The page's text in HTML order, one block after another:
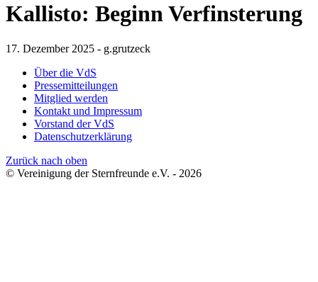
Kallisto: Beginn Verfinsterung
17. Dezember 2025 - g.grutzeck
Über die VdS
Pressemitteilungen
Mitglied werden
Kontakt und Impressum
Vorstand der VdS
Datenschutzerklärung
Zurück nach oben
© Vereinigung der Sternfreunde e.V. - 2026